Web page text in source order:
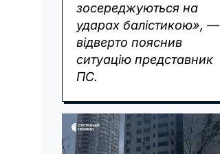
зосереджуються на
ударах балістикою», —
відверто пояснив
ситуацію представник
ПС.